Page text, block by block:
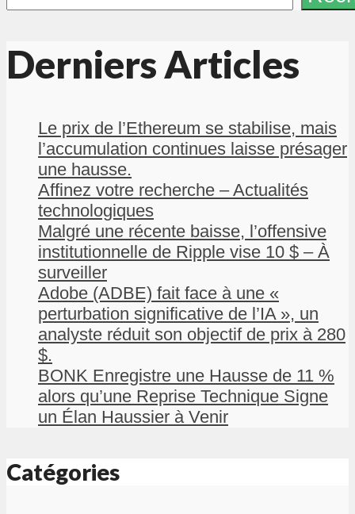
Derniers Articles
Le prix de l’Ethereum se stabilise, mais
l’accumulation continues laisse présager
une hausse.
Affinez votre recherche – Actualités
technologiques
Malgré une récente baisse, l’offensive
institutionnelle de Ripple vise 10 $ – À
surveiller
Adobe (ADBE) fait face à une «
perturbation significative de l’IA », un
analyste réduit son objectif de prix à 280
$.
BONK Enregistre une Hausse de 11 %
alors qu’une Reprise Technique Signe
un Élan Haussier à Venir
Catégories